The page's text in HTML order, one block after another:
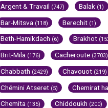
Argent & Travail (747) Balak (1)
Bar-Mitsva (118) Berechit (1)
Beth-Hamikdach (6) Brakhot
Brit-Mila (176) Cacheroute (3703)
Chabbath (2429) Chavouot (219)
Chémini Atseret (5) Chemirat
Chemita (135) Chiddoukh (200)